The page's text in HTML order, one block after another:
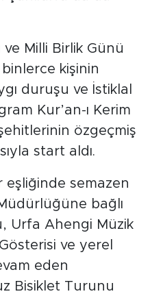
Milli Birlik Günü
kişinin
duruşu ve İstiklal
Kur’an-ı Kerim
özgeçmiş
start aldı.
eşliğinde semazen
bağlı
Urfa Ahengi Müzik
ve yerel
eden
Bisiklet Turunu